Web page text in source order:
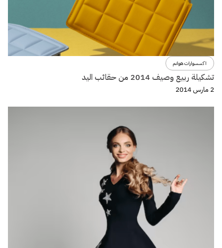
اكسسوارات هوانم
تشكيلة ربيع وصيف 2014 من حقائب اليد
2 مارس 2014